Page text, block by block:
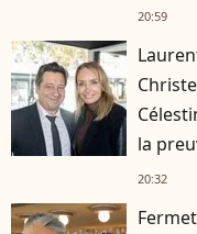
20:59
la
20:32